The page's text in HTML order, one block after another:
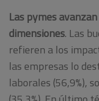
Las pymes
dimensiones. Las
refieren a los
las empresas lo
laborales (56,9%),